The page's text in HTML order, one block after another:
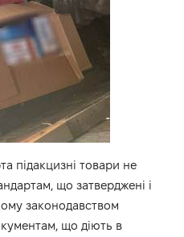
підакцизні товари не
що затверджені і
законодавством
що діють в